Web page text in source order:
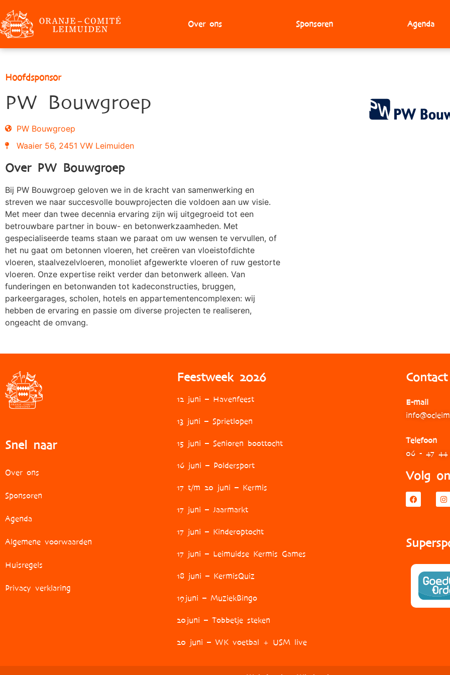
Over ons Sponsoren Agenda
Hoofdsponsor
PW Bouwgroep
PW Bouwgroep
Waaier 56, 2451 VW Leimuiden
Over PW Bouwgroep
Bij PW Bouwgroep geloven we in de kracht van samenwerking en
streven we naar succesvolle bouwprojecten die voldoen aan uw visie.
Met meer dan twee decennia ervaring zijn wij uitgegroeid tot een
betrouwbare partner in bouw- en betonwerkzaamheden. Met
gespecialiseerde teams staan we paraat om uw wensen te vervullen, of
het nu gaat om betonnen vloeren, het creëren van vloeistofdichte
vloeren, staalvezelvloeren, monoliet afgewerkte vloeren of ruw gestorte
vloeren. Onze expertise reikt verder dan betonwerk alleen. Van
funderingen en betonwanden tot kadeconstructies, bruggen,
parkeergarages, scholen, hotels en appartementencomplexen: wij
hebben de ervaring en passie om diverse projecten te realiseren,
ongeacht de omvang.
Snel naar
Over ons
Sponsoren
Agenda
Algemene voorwaarden
Huisregels
Privacy verklaring
Feestweek 2026
12 juni – Havenfeest
13 juni – Sprietlopen
15 juni – Senioren boottocht
16 juni – Poldersport
17 t/m 20 juni – Kermis
17 juni – Jaarmarkt
17 juni – Kinderoptocht
17 juni – Leimuidse Kermis Games
18 juni – KermisQuiz
19juni – MuziekBingo
20 juni – Tobbetje steken
20 juni – WK voetbal + USM live
Contact
E-mail
Telefoon
06 - 47 44
Volg